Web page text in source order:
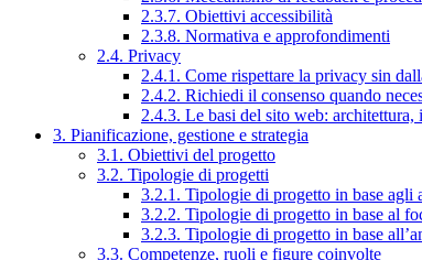
2.3.7. Obiettivi accessibilità
2.3.8. Normativa e approfondimenti
2.4. Privacy
2.4.1. Come rispettare la privacy sin
2.4.2. Richiedi il consenso quando
2.4.3. Le basi del sito web:
3. Pianificazione, gestione e strategia
3.1. Obiettivi del progetto
3.2. Tipologie di progetti
3.2.1. Tipologie di progetto in base
3.2.2. Tipologie di progetto in base al
3.2.3. Tipologie di progetto in base
3.3. Competenze, ruoli e figure coinvolte